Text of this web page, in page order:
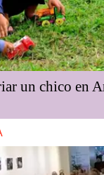
un chico en